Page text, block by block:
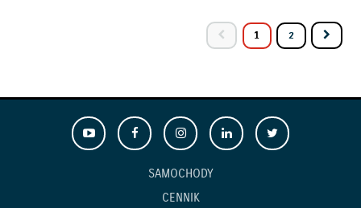
1 2
SAMOCHODY
CENNIK